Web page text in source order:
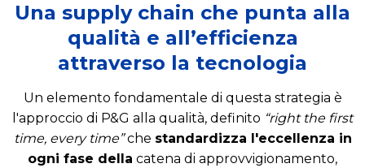
Una supply chain che punta alla
qualità e all’efficienza
attraverso la tecnologia
Un elemento fondamentale di questa strategia è
l'approccio di P&G alla qualità, definito “right the first
time, every time”che standardizza l'eccellenza in
ogni fase della catena di approvvigionamento,